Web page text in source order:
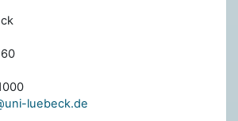
luebeck.de